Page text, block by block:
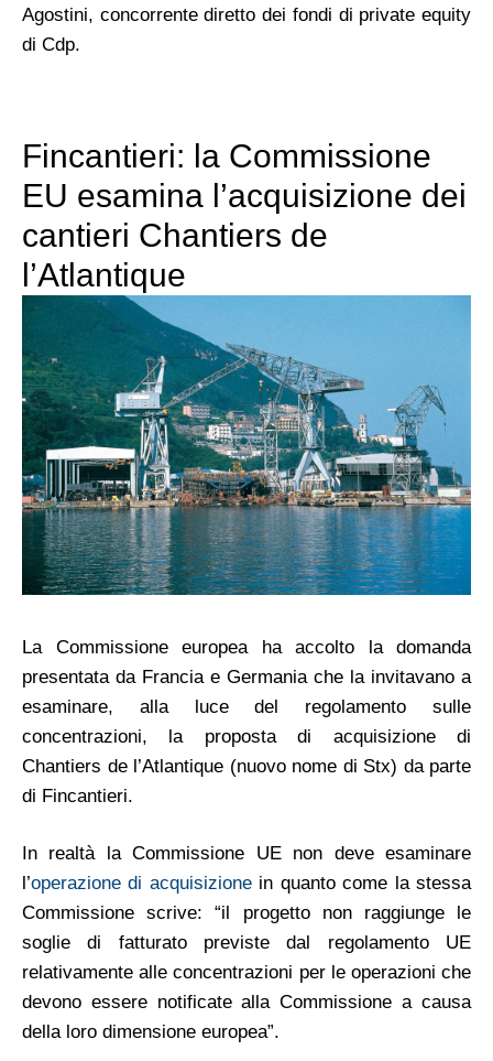
Agostini, concorrente diretto dei fondi di private equity
di Cdp.
Fincantieri: la Commissione
EU esamina l’acquisizione dei
cantieri Chantiers de
l’Atlantique
La Commissione europea ha accolto la domanda
presentata da Francia e Germania che la invitavano a
esaminare, alla luce del regolamento sulle
concentrazioni, la proposta di acquisizione di
Chantiers de l’Atlantique (nuovo nome di Stx) da parte
di Fincantieri.
In realtà la Commissione UE non deve esaminare
l’operazione di acquisizionein quanto come la stessa
Commissione scrive: “il progetto non raggiunge le
soglie di fatturato previste dal regolamento UE
relativamente alle concentrazioni per le operazioni che
devono essere notificate alla Commissione a causa
della loro dimensione europea”.